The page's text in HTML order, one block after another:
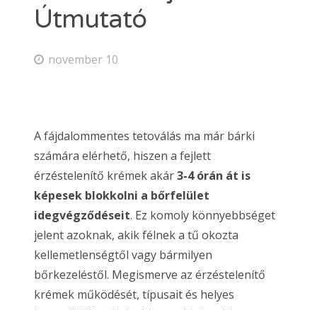
Útmutató
november 10
A fájdalommentes tetoválás ma már bárki
számára elérhető, hiszen a fejlett
érzéstelenítő krémek akár3-4 órán át is
képesek blokkolni a bőrfelület
idegvégződéseit. Ez komoly könnyebbséget
jelent azoknak, akik félnek a tű okozta
kellemetlenségtől vagy bármilyen
bőrkezeléstől. Megismerve az érzéstelenítő
krémek működését, típusait és helyes